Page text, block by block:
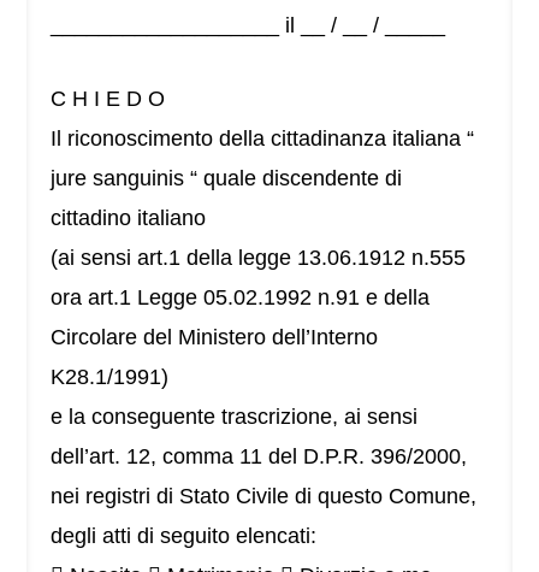
___________________ il __ / __ / _____
C H I E D O
Il riconoscimento della cittadinanza italiana “
jure sanguinis “ quale discendente di
cittadino italiano
(ai sensi art.1 della legge 13.06.1912 n.555
ora art.1 Legge 05.02.1992 n.91 e della
Circolare del Ministero dell’Interno
K28.1/1991)
e la conseguente trascrizione, ai sensi
dell’art. 12, comma 11 del D.P.R. 396/2000,
nei registri di Stato Civile di questo Comune,
degli atti di seguito elencati: